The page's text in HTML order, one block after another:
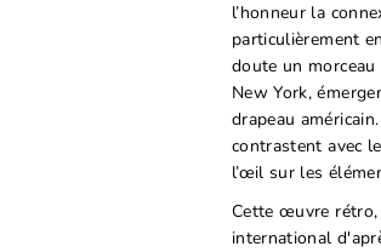
l’honneur la
particulièrement
doute un
New York,
drapeau
contrastent avec
l’œil sur les
Cette œuvre rétro,
international